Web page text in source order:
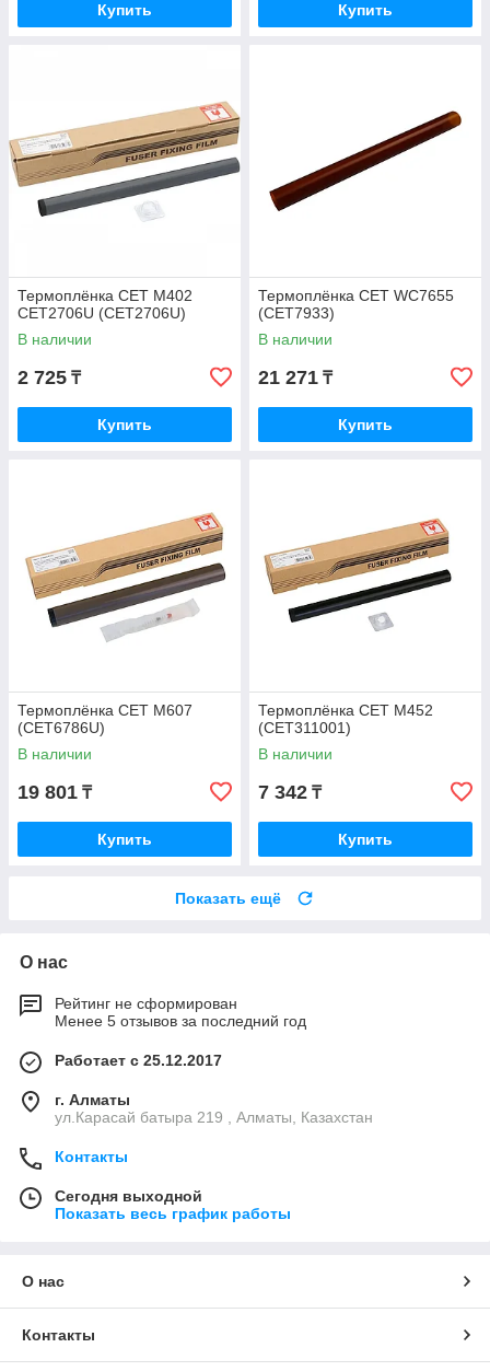
Купить Купить
Термоплёнка CET M402
CET2706U (CET2706U)
В наличии
2 725 ₸
Купить
Термоплёнка CET WC7655
(CET7933)
В наличии
21 271 ₸
Купить
Термоплёнка CET M607
(CET6786U)
В наличии
19 801 ₸
Купить
Термоплёнка CET M452
(CET311001)
В наличии
7 342 ₸
Купить
Показать ещё
О нас
Рейтинг не сформирован
Менее 5 отзывов за последний год
Работает с 25.12.2017
г. Алматы
ул.Карасай батыра 219 , Алматы, Казахстан
Контакты
Сегодня выходной
Показать весь график работы
О нас
Контакты